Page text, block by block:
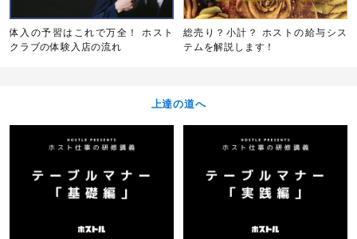
体入の予習はこれで万全！ ホスト
クラブの体験入店の流れ
総売り？小計？ ホストの給与シス
テムを解説します！
上達の道へ